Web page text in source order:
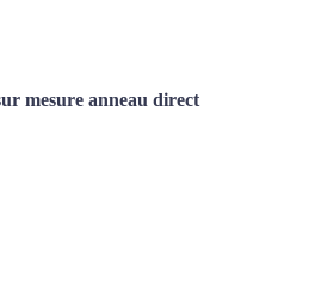
mesure anneau direct